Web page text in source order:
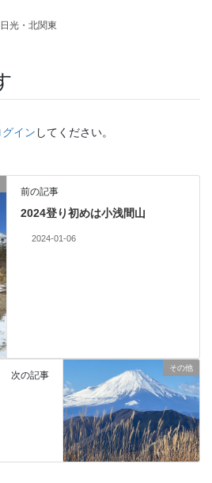
光・北関東
グイン してください。
前の記事
2024登り初めは小浅間山
2024-01-06
その他
次の記事